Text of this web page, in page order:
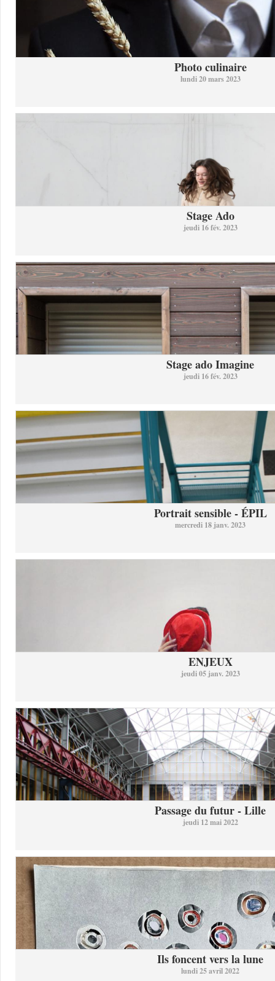
Photo culinaire
lundi 20 mars 2023
Stage Ado
jeudi 16 fév. 2023
Stage ado Imagine
jeudi 16 fév. 2023
Portrait sensible - ÉPIL
mercredi 18 janv. 2023
ENJEUX
jeudi 05 janv. 2023
Passage du futur - Lille
jeudi 12 mai 2022
Ils foncent vers la lune
lundi 25 avril 2022